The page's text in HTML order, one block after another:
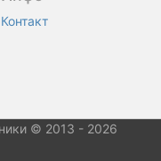
Контакт
© 2013 - 2026